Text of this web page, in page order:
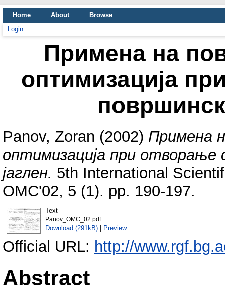
Home About
Browse
Login
Примена на
оптимизација
Panov, Zoran (2002) Примена
оптимизација при отворање
јаглен. 5th International
OMC'02, 5 (1). pp. 190-197.
Text
Panov_OMC_02.pdf
Download (291kB)| Preview
Official URL: http://
Abstract